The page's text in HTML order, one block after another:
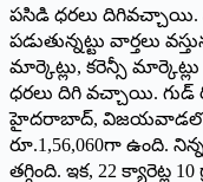
పసిడి ధరలు దిగివచ్చాయి.
పడుతున్నట్టు వార్తలు
మార్కెట్లు, కరెన్సీ
ధరలు దిగి వచ్చాయి. గుడ్
హైదరాబాద్, విజయవాడలో 24
రూ.1,56,060గా ఉంది.
తగ్గింది. ఇక, 22 క్యారెట్ల